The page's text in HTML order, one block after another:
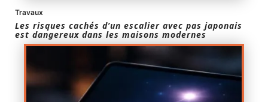
Travaux
Les risques cachés d’un escalier avec pas japonais
est dangereux dans les maisons modernes